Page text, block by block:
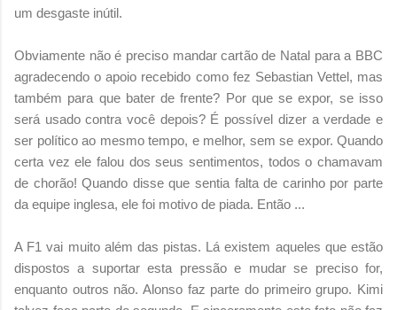
um desgaste inútil.
Obviamente não é preciso mandar cartão de Natal para a BBC
agradecendo o apoio recebido como fez Sebastian Vettel, mas
também para que bater de frente? Por que se expor, se isso
será usado contra você depois? É possível dizer a verdade e
ser político ao mesmo tempo, e melhor, sem se expor. Quando
certa vez ele falou dos seus sentimentos, todos o chamavam
de chorão! Quando disse que sentia falta de carinho por parte
da equipe inglesa, ele foi motivo de piada. Então ...
A F1 vai muito além das pistas. Lá existem aqueles que estão
dispostos a suportar esta pressão e mudar se preciso for,
enquanto outros não. Alonso faz parte do primeiro grupo. Kimi